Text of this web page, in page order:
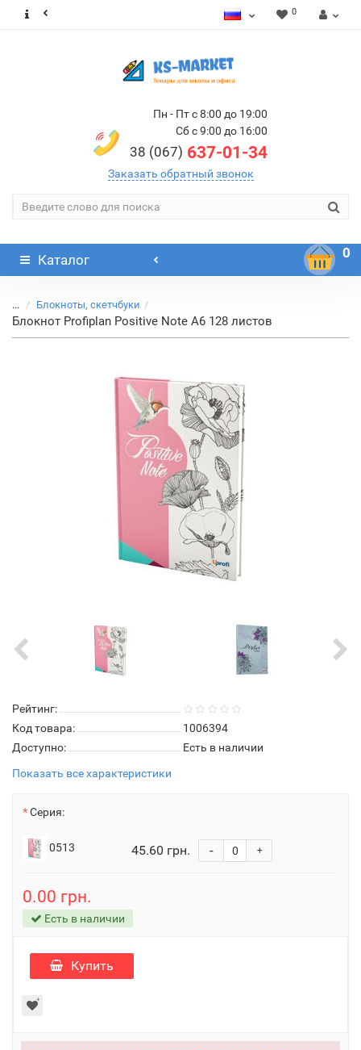
0
Пн - Пт с 8:00 до 19:00
Сб с 9:00 до 16:00
38 (067) 637-01-34
Заказать обратный звонок
Каталог 0
... Блокноты, скетчбуки
Блокнот Profiplan Positive Note A6 128 листов
Рейтинг:
Код товара:
1006394
Доступно:
Есть в наличии
Показать все характеристики
Серия:
0513 45.60 грн. +
-
0.00 грн.
Есть в наличии
Купить